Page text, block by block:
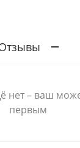
нет – ваш
первым